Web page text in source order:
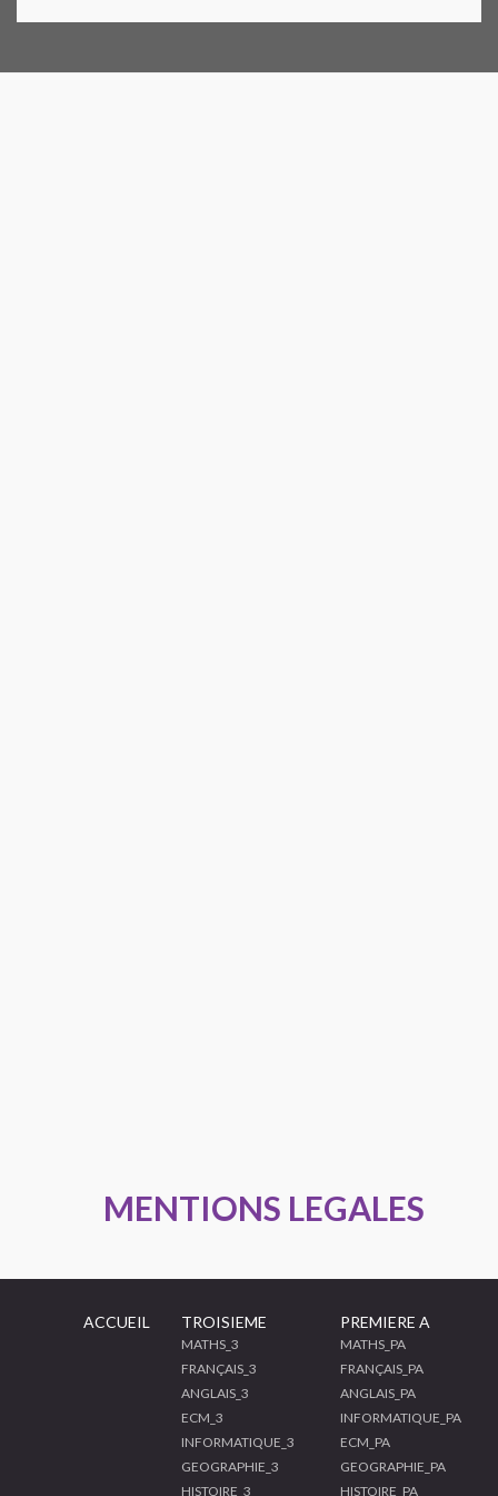
MENTIONS LEGALES
ACCUEIL TROISIEME
MATHS_3
FRANÇAIS_3
ANGLAIS_3
ECM_3
INFORMATIQUE_3
GEOGRAPHIE_3
HISTOIRE_3
PREMIERE A
MATHS_PA
FRANÇAIS_PA
ANGLAIS_PA
INFORMATIQUE_PA
ECM_PA
GEOGRAPHIE_PA
HISTOIRE_PA